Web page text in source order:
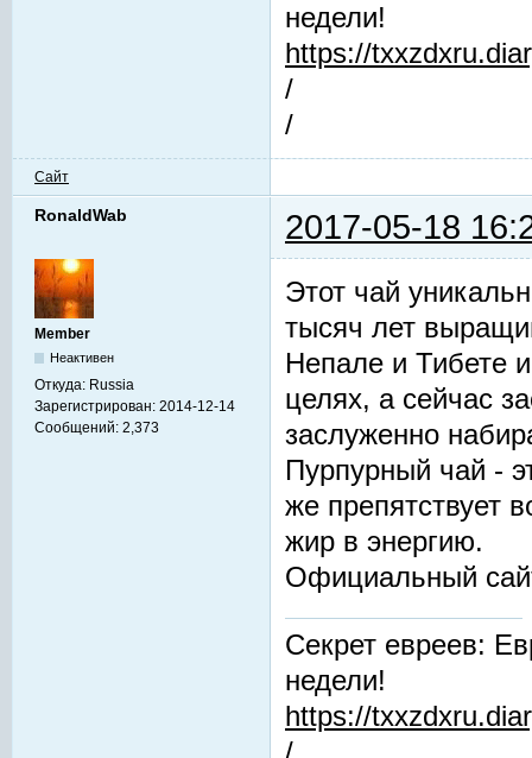
недели!
https://
/
/
Сайт
RonaldWab 2017-05-18
Member
Неактивен
Откуда: Russia
Зарегистрирован: 2014-12-14
Сообщений: 2,373
Этот чай
тысяч лет
Непале и Тибете
целях, а сейчас
заслуженно
Пурпурный чай -
же препятствует
жир в энергию.
Официальный
Секрет евреев:
недели!
https://
/